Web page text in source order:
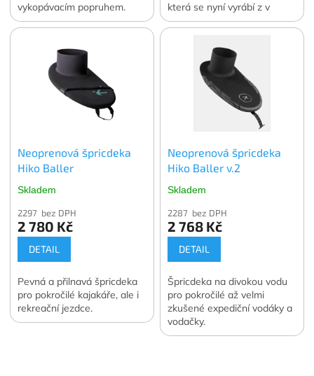
vykopávacím popruhem.
která se nyní vyrábí z v
mnoha ohledech šetrnějšího
Neoprenová špricdeka
Hiko Baller
Skladem
2297 bez DPH
2 780 Kč
DETAIL
Pevná a přilnavá špricdeka
pro pokročilé kajakáře, ale i
rekreační jezdce.
Neoprenová špricdeka
Hiko Baller v.2
Skladem
2287 bez DPH
2 768 Kč
DETAIL
Špricdeka na divokou vodu
pro pokročilé až velmi
zkušené expediční vodáky a
vodačky.